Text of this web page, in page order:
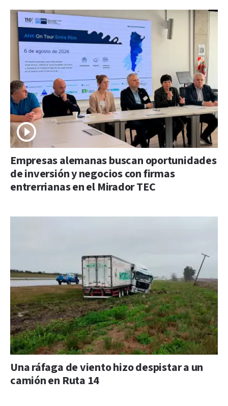
Empresas alemanas buscan oportunidades
de inversión y negocios con firmas
entrerrianas en el Mirador TEC
Una ráfaga de viento hizo despistar a un
camión en Ruta 14